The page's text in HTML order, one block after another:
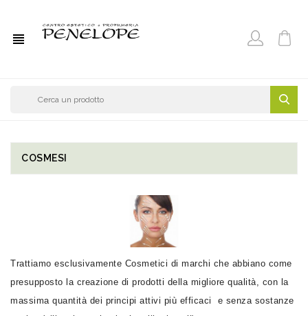
view_headline
COSMESI
Trattiamo esclusivamente Cosmetici di marchi che abbiano come
presupposto la creazione di prodotti della migliore qualità, con la
massima quantità dei principi attivi più efficaci e senza sostanze